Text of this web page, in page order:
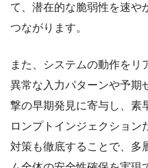
て、潜在的な脆弱性を速や
つながります。
また、システムの動作をリ
異常な入力パターンや予期
撃の早期発見に寄与し、素
ロンプトインジェクション
対策も徹底することで、多